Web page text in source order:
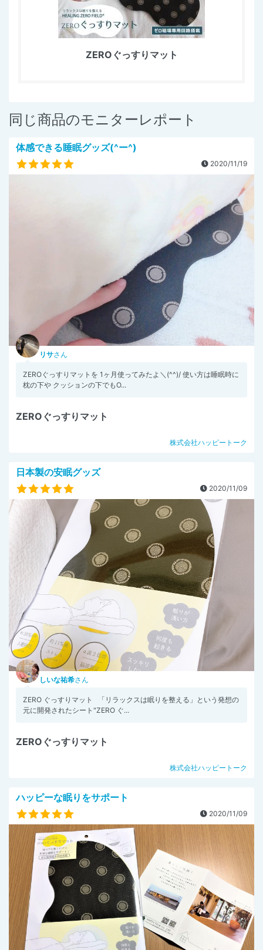
ZEROぐっすりマット
同じ商品のモニターレポート
体感できる睡眠グッズ(^ー^)
2020/11/19
リサさん
ZEROぐっすりマットを 1ヶ月使ってみたよ＼(^^)/ 使い方は睡眠時に
枕の下や クッションの下でもO...
ZEROぐっすりマット
株式会社ハッピートーク
日本製の安眠グッズ
2020/11/09
しいな祐希さん
ZERO ぐっすりマット 「リラックスは眠りを整える」という発想の
元に開発されたシート"ZERO ぐ...
ZEROぐっすりマット
株式会社ハッピートーク
ハッピーな眠りをサポート
2020/11/09